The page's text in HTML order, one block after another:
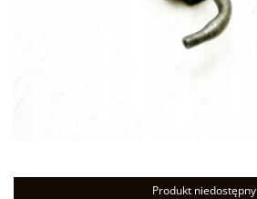
Produkt niedostępny